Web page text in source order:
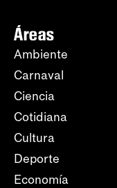
Áreas
Ambiente
Carnaval
Ciencia
Cotidiana
Cultura
Deporte
Economía